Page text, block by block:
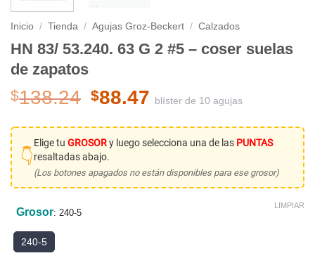
Inicio / Tienda / Agujas Groz-Beckert / Calzados
HN 83/ 53.240. 63 G 2 #5 – coser suelas
de zapatos
$138.24 El
original
era:
$138.24.
$88.47 El
actual
es:
blíster de 10 agujas
👇
Elige tu GROSORy luego selecciona una de las PUNTAS
resaltadas abajo.
(Los botones apagados no están disponibles para ese grosor)
Grosor: 240-5
240-5
LIMPIAR